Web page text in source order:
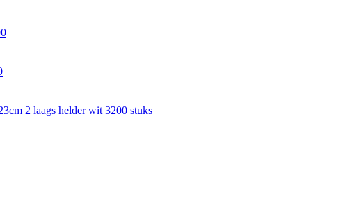
2 laags helder wit 3200 stuks